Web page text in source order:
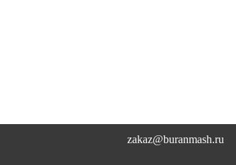
zakaz@buranmash.ru